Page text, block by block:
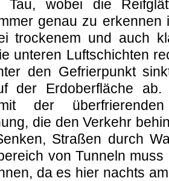
Tau, wobei die
genau zu erkennen
trockenem und auch
unteren Luftschichten
den Gefrierpunkt
der Erdoberfläche
der
die den Verkehr
Straßen durch
von Tunneln
da es hier nachts